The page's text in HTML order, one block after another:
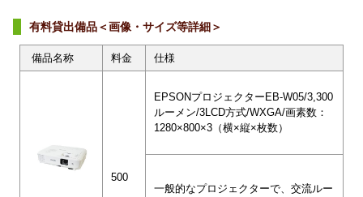
有料貸出備品＜画像・サイズ等詳細＞
備品名称 料金 仕様
500
EPSONプロジェクターEB-W05/3,300
ルーメン/3LCD方式/WXGA/画素数：
1280×800×3（横×縦×枚数）
一般的なプロジェクターで、交流ルー